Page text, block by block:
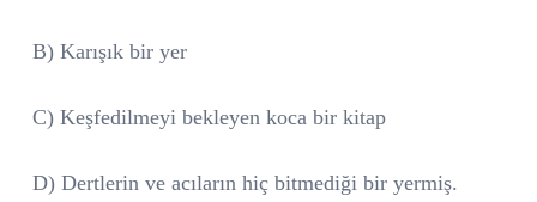
B) Karışık bir yer
C) Keşfedilmeyi bekleyen koca bir kitap
D) Dertlerin ve acıların hiç bitmediği bir yermiş.